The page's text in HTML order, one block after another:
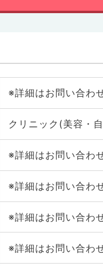
※詳細はお問い合わ
クリニック(美容・自
※詳細はお問い合わ
※詳細はお問い合わ
※詳細はお問い合わ
※詳細はお問い合わ